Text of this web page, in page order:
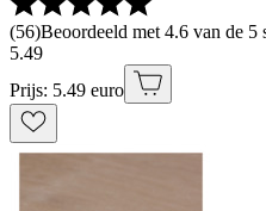
(56)Beoordeeld met 4.6 van de 5
5.49
Prijs: 5.49 euro